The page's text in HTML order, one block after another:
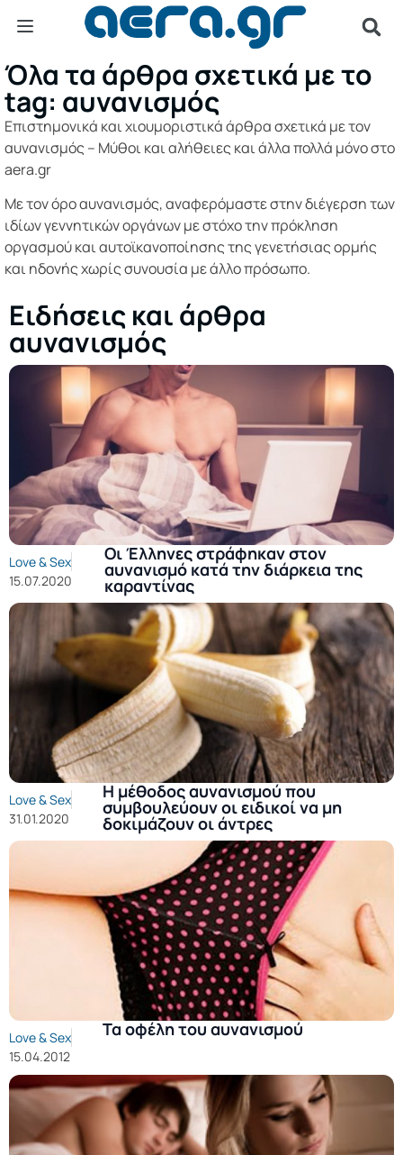
Όλα τα άρθρα σχετικά με το
tag: αυνανισμός
Επιστημονικά και χιουμοριστικά άρθρα σχετικά με τον
αυνανισμός – Μύθοι και αλήθειες και άλλα πολλά μόνο στο
aera.gr
Με τον όρο αυνανισμός, αναφερόμαστε στην διέγερση των
ιδίων γεννητικών οργάνων με στόχο την πρόκληση
οργασμού και αυτοϊκανοποίησης της γενετήσιας ορμής
και ηδονής χωρίς συνουσία με άλλο πρόσωπο.
Ειδήσεις και άρθρα
αυνανισμός
Love & Sex
15.07.2020
Οι Έλληνες στράφηκαν στον
αυνανισμό κατά την διάρκεια της
καραντίνας
Love & Sex
31.01.2020
Η μέθοδος αυνανισμού που
συμβουλεύουν οι ειδικοί να μη
δοκιμάζουν οι άντρες
Love & Sex
15.04.2012
Τα οφέλη του αυνανισμού